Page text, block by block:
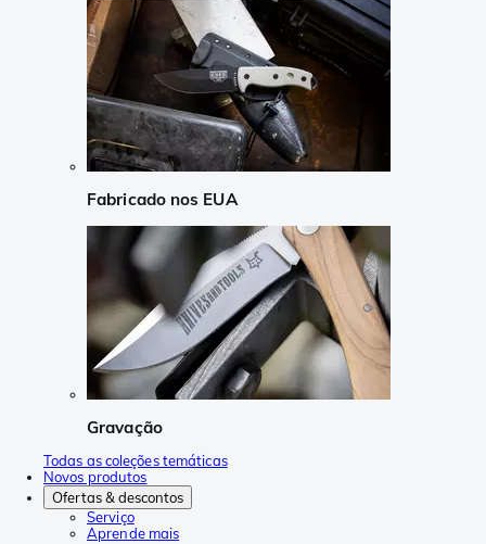
Fabricado nos EUA
Gravação
Todas as coleções temáticas
Novos produtos
Ofertas & descontos
Serviço
Aprende mais